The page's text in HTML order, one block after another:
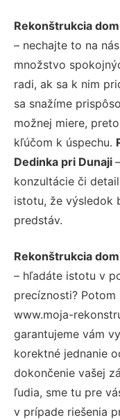
Rekonštrukcia
– nechajte to na
množstvo
radi, ak sa k nim
sa snažíme
možnej miere,
kľúčom k úspechu.
Dedinka pri Dunaji
konzultácie či
istotu, že výsledok
predstáv.
Rekonštrukcia
– hľadáte istotu v
precíznosti? Potom
www.moja-
garantujeme vám
korektné jednanie
dokončenie vašej
ľudia, sme tu pre
v prípade riešenia